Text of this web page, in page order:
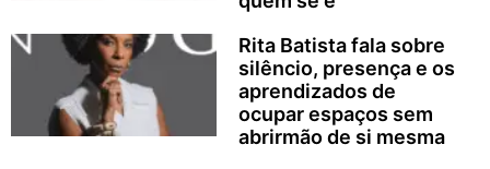
Rita Batista fala sobre
silêncio, presença e os
aprendizados de
ocupar espaços sem
abrirmão de si mesma